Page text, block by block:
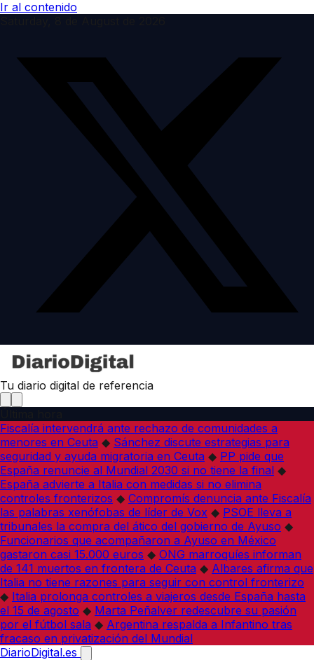
Ir al contenido
Tu diario digital de referencia
Fiscalía intervendrá ante rechazo de comunidades a
menores en Ceuta ◆ Sánchez discute estrategias para
seguridad y ayuda migratoria en Ceuta ◆ PP pide que
España renuncie al Mundial 2030 si no tiene la final ◆
España advierte a Italia con medidas si no elimina
controles fronterizos ◆ Compromís denuncia ante Fiscalía
las palabras xenófobas de líder de Vox ◆ PSOE lleva a
tribunales la compra del ático del gobierno de Ayuso ◆
Funcionarios que acompañaron a Ayuso en México
gastaron casi 15.000 euros ◆ ONG marroquíes informan
de 141 muertos en frontera de Ceuta ◆ Albares afirma que
Italia no tiene razones para seguir con control fronterizo
◆ Italia prolonga controles a viajeros desde España hasta
el 15 de agosto ◆ Marta Peñalver redescubre su pasión
por el fútbol sala ◆ Argentina respalda a Infantino tras
fracaso en privatización del Mundial
DiarioDigital.es